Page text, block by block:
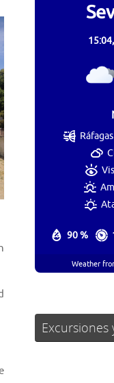
15:04,
90 %
Weather
Excursiones